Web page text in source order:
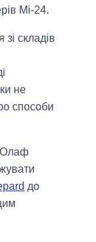
Мі-24.
складів
не
способи
Олаф
до